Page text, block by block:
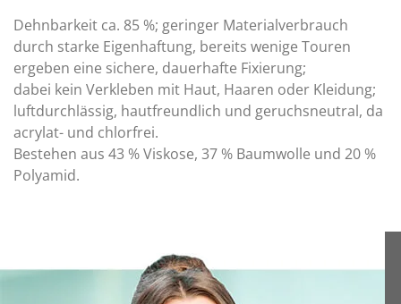
Dehnbarkeit ca. 85 %; geringer Materialverbrauch
durch starke Eigenhaftung, bereits wenige Touren
ergeben eine sichere, dauerhafte Fixierung;
dabei kein Verkleben mit Haut, Haaren oder Kleidung;
luftdurchlässig, hautfreundlich und geruchsneutral, da
acrylat- und chlorfrei.
Bestehen aus 43 % Viskose, 37 % Baumwolle und 20 %
Polyamid.